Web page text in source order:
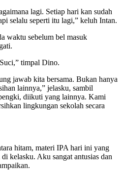
lagi. Setiap hari kan sudah
selalu seperti itu lagi,” keluh Intan.
waktu sebelum bel masuk
timpal Dino.
jawab kita bersama. Bukan hanya
lainnya,” jelasku, sambil
diikuti yang lainnya. Kami
lingkungan sekolah secara
hitam, materi IPA hari ini yang
kelasku. Aku sangat antusias dan